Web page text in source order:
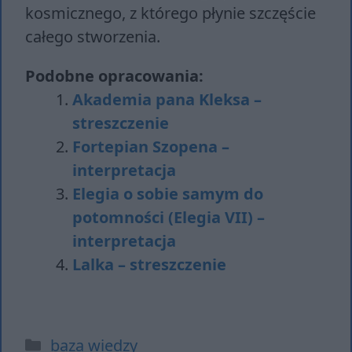
kosmicznego, z którego płynie szczęście
całego stworzenia.
Podobne opracowania:
Akademia pana Kleksa –
streszczenie
Fortepian Szopena –
interpretacja
Elegia o sobie samym do
potomności (Elegia VII) –
interpretacja
Lalka – streszczenie
Kategorie
baza wiedzy